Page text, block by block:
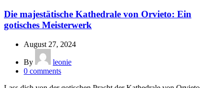
Die majestätische Kathedrale von Orvieto: Ein
gotisches Meisterwerk
August 27, 2024
By
leonie
0 comments